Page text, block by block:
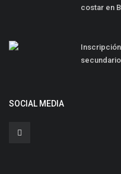
costar en
SOCIAL MEDIA